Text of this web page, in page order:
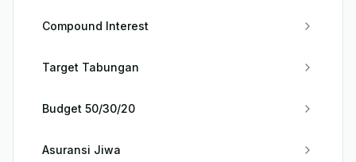
Compound Interest
Target Tabungan
Budget 50/30/20
Asuransi Jiwa